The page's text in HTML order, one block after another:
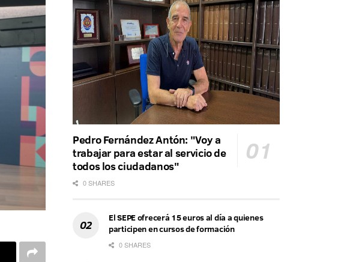
Pedro Fernández Antón: "Voy a
trabajar para estar al servicio de
todos los ciudadanos"
0 SHARES
El SEPE ofrecerá 15 euros al día a quienes
participen en cursos de formación
0 SHARES